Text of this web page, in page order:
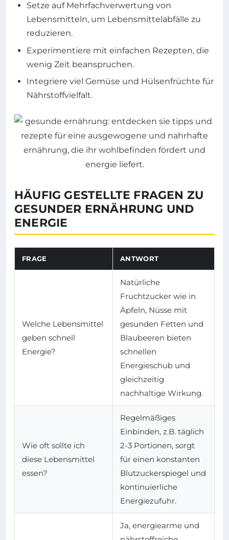
Setze auf Mehrfachverwertung von
Lebensmitteln, um Lebensmittelabfälle zu
reduzieren.
Experimentiere mit einfachen Rezepten, die
wenig Zeit beanspruchen.
Integriere viel Gemüse und Hülsenfrüchte für
Nährstoffvielfalt.
HÄUFIG GESTELLTE FRAGEN ZU
GESUNDER ERNÄHRUNG UND
ENERGIE
FRAGE ANTWORT
Welche Lebensmittel
geben schnell
Energie?
Natürliche
Fruchtzucker wie in
Äpfeln, Nüsse mit
gesunden Fetten und
Blaubeeren bieten
schnellen
Energieschub und
gleichzeitig
nachhaltige Wirkung.
Wie oft sollte ich
diese Lebensmittel
essen?
Regelmäßiges
Einbinden, z.B. täglich
2-3 Portionen, sorgt
für einen konstanten
Blutzuckerspiegel und
kontinuierliche
Energiezufuhr.
Ja, energiearme und